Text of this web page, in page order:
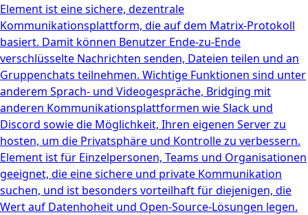
Element ist eine sichere, dezentrale
Kommunikationsplattform, die auf dem Matrix-Protokoll
basiert. Damit können Benutzer Ende-zu-Ende
verschlüsselte Nachrichten senden, Dateien teilen und an
Gruppenchats teilnehmen. Wichtige Funktionen sind unter
anderem Sprach- und Videogespräche, Bridging mit
anderen Kommunikationsplattformen wie Slack und
Discord sowie die Möglichkeit, Ihren eigenen Server zu
hosten, um die Privatsphäre und Kontrolle zu verbessern.
Element ist für Einzelpersonen, Teams und Organisationen
geeignet, die eine sichere und private Kommunikation
suchen, und ist besonders vorteilhaft für diejenigen, die
Wert auf Datenhoheit und Open-Source-Lösungen legen.